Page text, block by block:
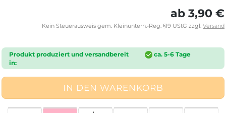
ab 3,90 €
Kein Steuerausweis gem. Kleinuntern.-Reg. §19 UStG zzgl. Versand
Produkt produziert und versandbereit
in:
ca. 5-6 Tage